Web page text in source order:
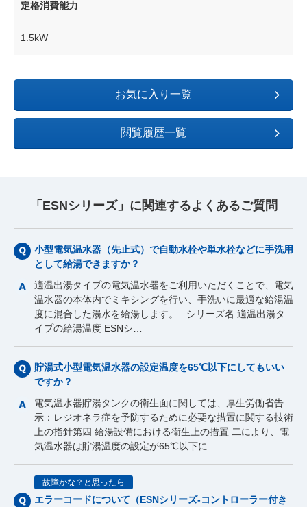
定格消費能力
1.5kW
お気に入り一覧
閲覧履歴一覧
「ESNシリーズ」に関連するよくあるご質問
小型電気温水器（先止式）で自動水栓や単水栓などに手洗用
として給湯できますか？
適温出湯タイプの電気温水器をご利用いただくことで、電気
温水器の本体内でミキシングを行い、手洗いに最適な給湯温
度に混合した湯水を給湯します。 シリーズ名 適温出湯タ
イプの給湯温度 ESNシ…
貯湯式小型電気温水器の設定温度を65℃以下にしてもいい
ですか？
電気温水器貯湯タンクの衛生面に関しては、厚生労働省告
示：レジオネラ症を予防するために必要な措置に関する技術
上の指針第四 給湯設備における衛生上の措置 二により、電
気温水器は貯湯温度の設定が65℃以下に…
故障かな？と思ったら
エラーコードについて（ESNシリーズ-コントローラー付き